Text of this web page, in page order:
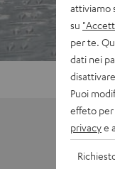
attiviamo
su
per te.
dati nei
Puoi
effeto per
privacye